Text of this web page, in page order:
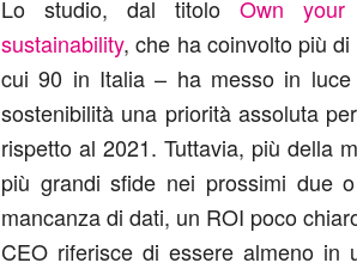
Lo studio, dal titolo Own your
sustainability, che ha coinvolto più
cui 90 in Italia – ha messo in
sostenibilità una priorità assoluta
rispetto al 2021. Tuttavia, più della
più grandi sfide nei prossimi due
mancanza di dati, un ROI poco
CEO riferisce di essere almeno